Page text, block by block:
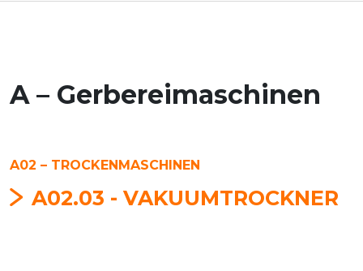
A – Gerbereimaschinen
A02 – TROCKENMASCHINEN
A02.03 - VAKUUMTROCKNER